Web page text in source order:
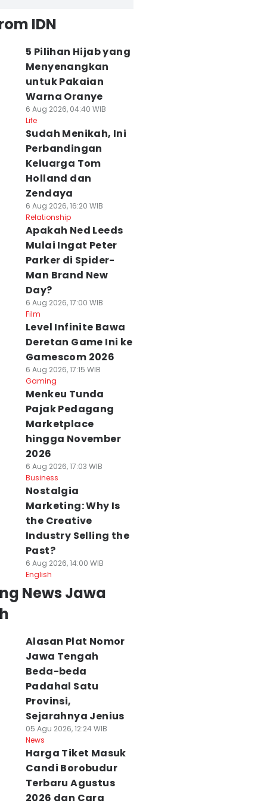
IDN
5 Pilihan Hijab yang
Menyenangkan
untuk Pakaian
Warna Oranye
6 Aug 2026, 04:40 WIB
Life
Sudah Menikah, Ini
Perbandingan
Keluarga Tom
Holland dan
Zendaya
6 Aug 2026, 16:20 WIB
Relationship
Apakah Ned Leeds
Mulai Ingat Peter
Parker di Spider-
Man Brand New
Day?
6 Aug 2026, 17:00 WIB
Film
Level Infinite Bawa
Deretan Game Ini ke
Gamescom 2026
6 Aug 2026, 17:15 WIB
Gaming
Menkeu Tunda
Pajak Pedagang
Marketplace
hingga November
2026
6 Aug 2026, 17:03 WIB
Business
Nostalgia
Marketing: Why Is
the Creative
Industry Selling the
Past?
6 Aug 2026, 14:00 WIB
English
News Jawa
Alasan Plat Nomor
Jawa Tengah
Beda-beda
Padahal Satu
Provinsi,
Sejarahnya Jenius
05 Agu 2026, 12:24 WIB
News
Harga Tiket Masuk
Candi Borobudur
Terbaru Agustus
2026 dan Cara